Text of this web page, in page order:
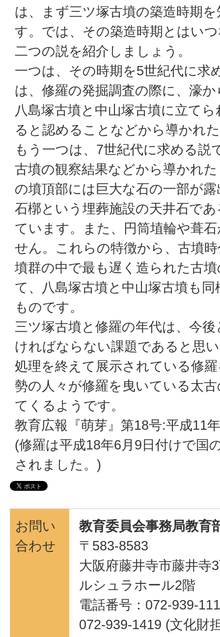
は、まず三ツ塚古墳の築造時期
す。では、その築造時期とはい
二つの説を紹介しましょう。
一つは、その時期を5世紀代に求
は、修羅の発掘調査の際に、濠
八島塚古墳と中山塚古墳に立て
ると認めることなどから導かれ
もう一つは、7世紀代に求める説
古墳の観察結果などから導かれ
の墳頂部には巨大な石の一部が
石槨という埋葬施設の天井石で
ています。また、円筒埴輪や葺
せん。これらの特徴から、古墳
墳群の中で最も遅く造られた古
て、八島塚古墳と中山塚古墳も
ものです。
三ツ塚古墳と修羅の年代は、今
ければならない課題であると思
処理を終えて展示されている修
勢の人々が修羅を曳いている太
てくるようです。
教育広報『萌芽』第18号:平成11
(修羅は平成18年6月9日付けで国
されました。)
お問い
合わせ
教育委員会事務局教育
〒583-8583
大阪府藤井寺市藤井寺
ルシュラホール2階
電話番号：072-939-
072-939-1419 (文化財